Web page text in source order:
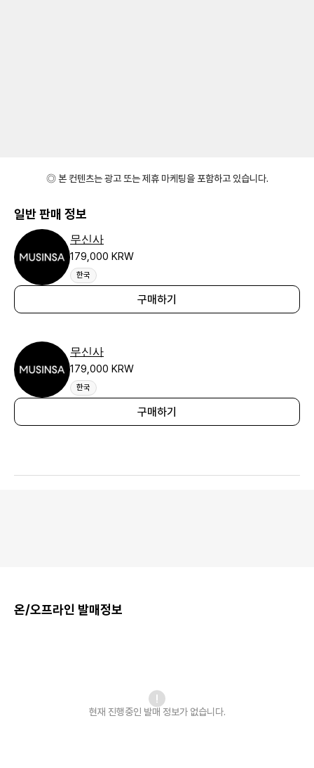
◎ 본 컨텐츠는 광고 또는 제휴 마케팅을 포함하고 있습니다.
일반 판매 정보
무신사
179,000 KRW
한국
구매하기
무신사
179,000 KRW
한국
구매하기
온/오프라인 발매정보
현재 진행중인 발매 정보가 없습니다.